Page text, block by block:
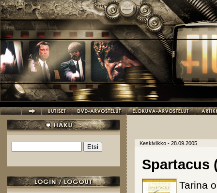
Hyppää pääsisältöön
Hakulomake
Keskiviikko - 28.09.2005
Spartacus
Tarina